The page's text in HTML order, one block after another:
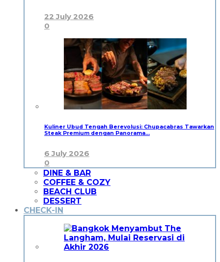
22 July 2026
0
Kuliner Ubud Tengah Berevolusi: Chupacabras Tawarkan
Steak Premium dengan Panorama…
6 July 2026
0
DINE & BAR
COFFEE & COZY
BEACH CLUB
DESSERT
CHECK-IN